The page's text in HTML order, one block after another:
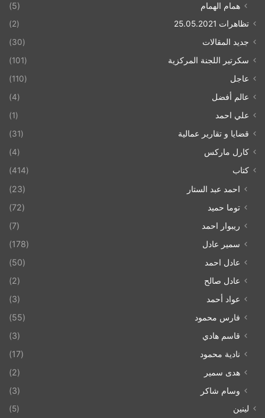
همام الهمام (5)
تظاهرات 25.05.2021
(2)
جديد المقالات
(30)
سكرتير اللجنة المركزية
(101)
عاجل
(110)
عالم أفضل
(4)
علي احمد
(1)
قضايا و تقارير عمالية
(31)
كارل ماركس
(4)
كتاب
(414)
احمد عبد الستار
(23)
توما حميد
(72)
ريبوار احمد
(7)
سمير عادل
(178)
عادل احمد
(50)
عادل صالح
(2)
عواد أحمد
(3)
فارس محمود
(55)
قاسم هادي
(3)
نادية محمود
(17)
هدى سمير
(2)
وسام شاكر
(3)
لينين
(5)